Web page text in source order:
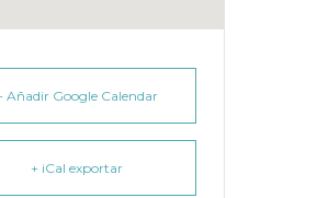
Añadir Google Calendar
+ iCal exportar